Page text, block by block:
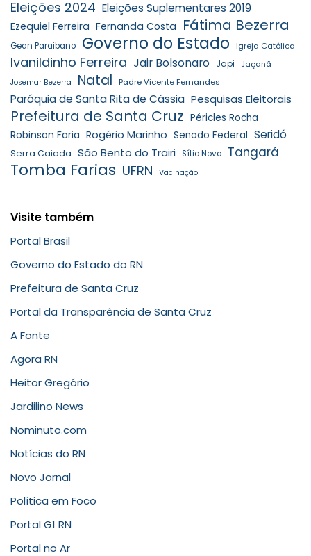
Eleições 2024 Eleições Suplementares 2019
Ezequiel Ferreira Fernanda Costa Fátima Bezerra
Gean Paraibano Governo do Estado Igreja Católica
Ivanildinho Ferreira Jair Bolsonaro Japi Jaçanã
Josemar Bezerra Natal Padre Vicente Fernandes
Paróquia de Santa Rita de Cássia Pesquisas Eleitorais
Prefeitura de Santa Cruz Péricles Rocha
Robinson Faria Rogério Marinho Senado Federal Seridó
Serra Caiada São Bento do Trairi Sítio Novo Tangará
Tomba Farias UFRN Vacinação
Visite também
Portal Brasil
Governo do Estado do RN
Prefeitura de Santa Cruz
Portal da Transparência de Santa Cruz
A Fonte
Agora RN
Heitor Gregório
Jardilino News
Nominuto.com
Notícias do RN
Novo Jornal
Política em Foco
Portal G1 RN
Portal no Ar